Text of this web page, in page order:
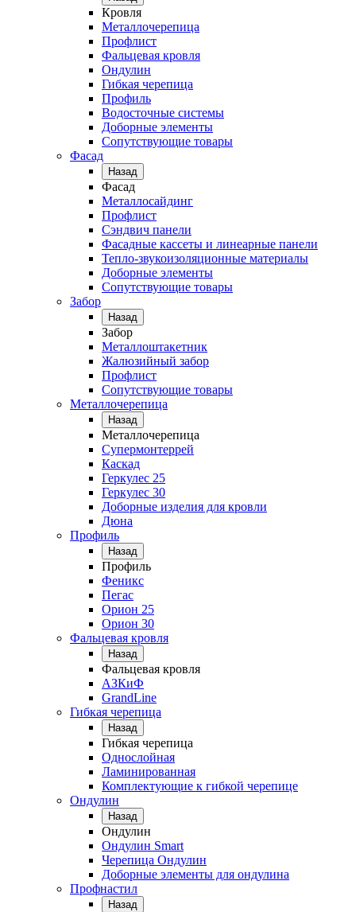
Кровля
Металлочерепица
Профлист
Фальцевая кровля
Ондулин
Гибкая черепица
Профиль
Водосточные системы
Доборные элементы
Сопутствующие товары
Фасад
Назад
Фасад
Металлосайдинг
Профлист
Сэндвич панели
Фасадные кассеты и линеарные панели
Тепло-звукоизоляционные материалы
Доборные элементы
Сопутствующие товары
Забор
Назад
Забор
Металлоштакетник
Жалюзийный забор
Профлист
Сопутствующие товары
Металлочерепица
Назад
Металлочерепица
Супермонтеррей
Каскад
Геркулес 25
Геркулес 30
Доборные изделия для кровли
Дюна
Профиль
Назад
Профиль
Феникс
Пегас
Орион 25
Орион 30
Фальцевая кровля
Назад
Фальцевая кровля
АЗКиФ
GrandLine
Гибкая черепица
Назад
Гибкая черепица
Однослойная
Ламинированная
Комплектующие к гибкой черепице
Ондулин
Назад
Ондулин
Ондулин Smart
Черепица Ондулин
Доборные элементы для ондулина
Профнастил
Назад